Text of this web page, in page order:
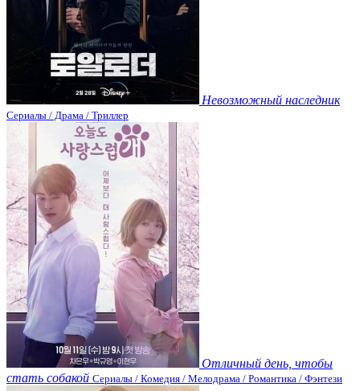
Невозможный наследник
Сериалы / Драма / Триллер
Отличный день, чтобы
стать собакой Сериалы / Комедия / Мелодрама / Романтика / Фэнтези